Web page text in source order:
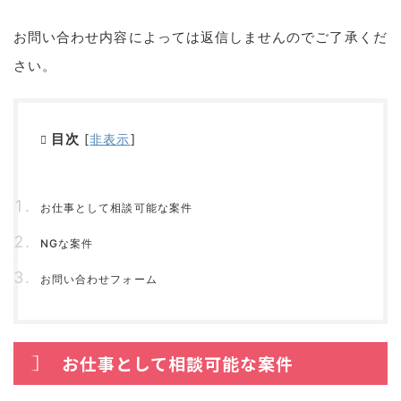
お問い合わせ内容によっては返信しませんのでご了承くだ
さい。
目次 [非表示]
お仕事として相談可能な案件
NGな案件
お問い合わせフォーム
お仕事として相談可能な案件